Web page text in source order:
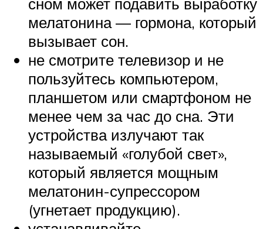
мелатонина — гормона, который
вызывает сон.
не смотрите телевизор и не
пользуйтесь компьютером,
планшетом или смартфоном не
менее чем за час до сна. Эти
устройства излучают так
называемый «голубой свет»,
который является мощным
мелатонин-супрессором
(угнетает продукцию).